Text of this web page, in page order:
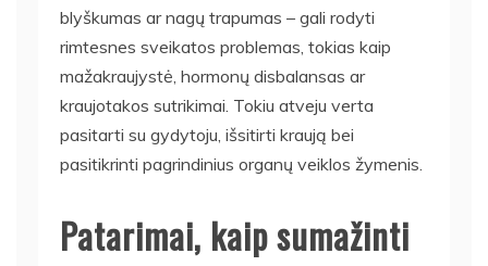
blyškumas ar nagų trapumas – gali rodyti
rimtesnes sveikatos problemas, tokias kaip
mažakraujystė, hormonų disbalansas ar
kraujotakos sutrikimai. Tokiu atveju verta
pasitarti su gydytoju, išsitirti kraują bei
pasitikrinti pagrindinius organų veiklos žymenis.
Patarimai, kaip sumažinti